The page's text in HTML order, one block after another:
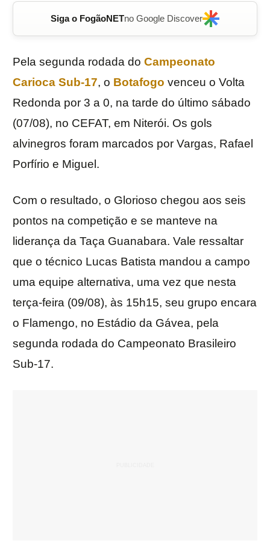
Siga o FogãoNETno Google Discover
Pela segunda rodada do Campeonato
Carioca Sub-17, o Botafogo venceu o Volta
Redonda por 3 a 0, na tarde do último sábado
(07/08), no CEFAT, em Niterói. Os gols
alvinegros foram marcados por Vargas, Rafael
Porfírio e Miguel.
Com o resultado, o Glorioso chegou aos seis
pontos na competição e se manteve na
liderança da Taça Guanabara. Vale ressaltar
que o técnico Lucas Batista mandou a campo
uma equipe alternativa, uma vez que nesta
terça-feira (09/08), às 15h15, seu grupo encara
o Flamengo, no Estádio da Gávea, pela
segunda rodada do Campeonato Brasileiro
Sub-17.